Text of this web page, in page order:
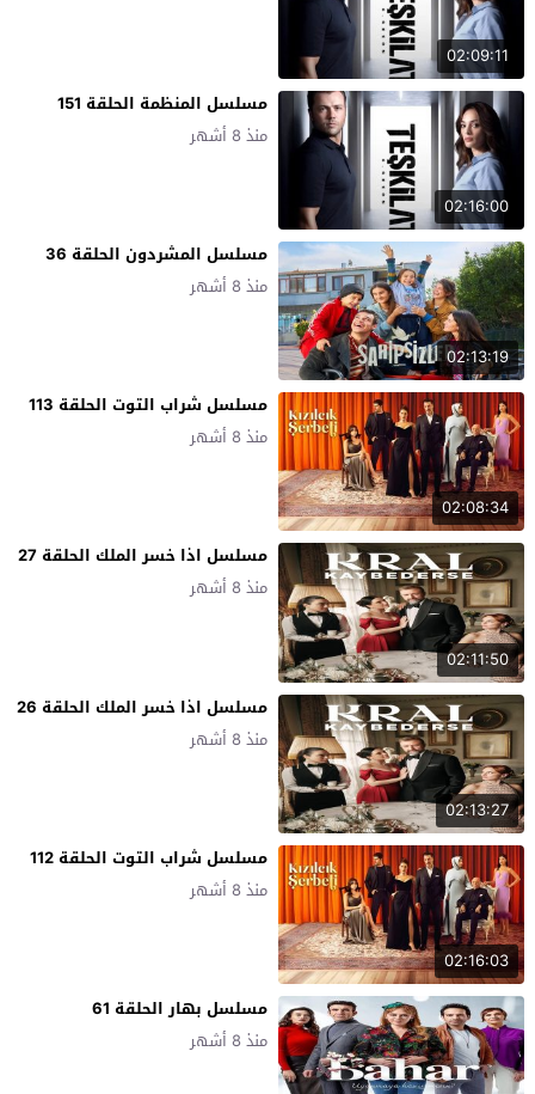
02:09:11
02:16:00
مسلسل المنظمة الحلقة 151
منذ 8 أشهر
02:13:19
مسلسل المشردون الحلقة 36
منذ 8 أشهر
02:08:34
مسلسل شراب التوت الحلقة 113
منذ 8 أشهر
02:11:50
مسلسل اذا خسر الملك الحلقة 27
منذ 8 أشهر
02:13:27
مسلسل اذا خسر الملك الحلقة 26
منذ 8 أشهر
02:16:03
مسلسل شراب التوت الحلقة 112
منذ 8 أشهر
مسلسل بهار الحلقة 61
منذ 8 أشهر